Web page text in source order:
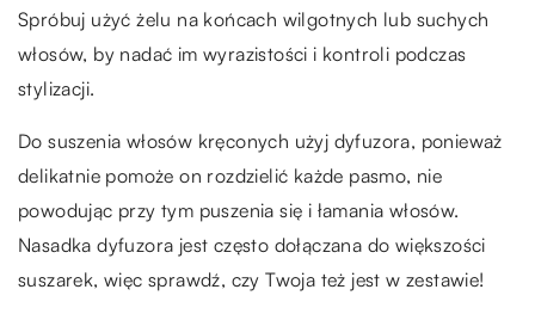
Spróbuj użyć żelu na końcach wilgotnych lub suchych
włosów, by nadać im wyrazistości i kontroli podczas
stylizacji.
Do suszenia włosów kręconych użyj dyfuzora, ponieważ
delikatnie pomoże on rozdzielić każde pasmo, nie
powodując przy tym puszenia się i łamania włosów.
Nasadka dyfuzora jest często dołączana do większości
suszarek, więc sprawdź, czy Twoja też jest w zestawie!